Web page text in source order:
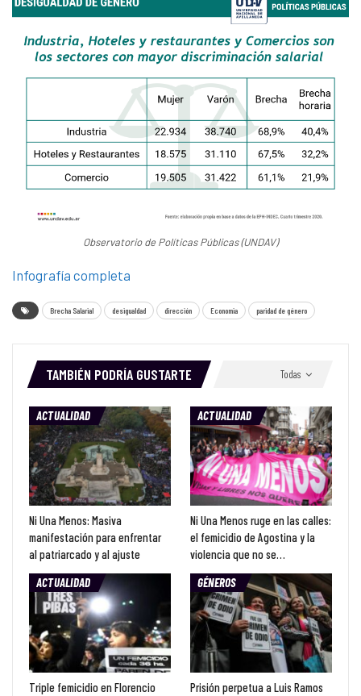
Observatorio de Políticas Públicas (UNDAV)
Infografía completa
Brecha Salarial desigualdad dirección Economia paridad de género
Todas
TAMBIÉN PODRÍA GUSTARTE
ACTUALIDAD
Ni Una Menos: Masiva
manifestación para enfrentar
al patriarcado y al ajuste
ACTUALIDAD
Ni Una Menos ruge en las calles:
el femicidio de Agostina y la
violencia que no se…
ACTUALIDAD
Triple femicidio en Florencio
GÉNEROS
Prisión perpetua a Luis Ramos